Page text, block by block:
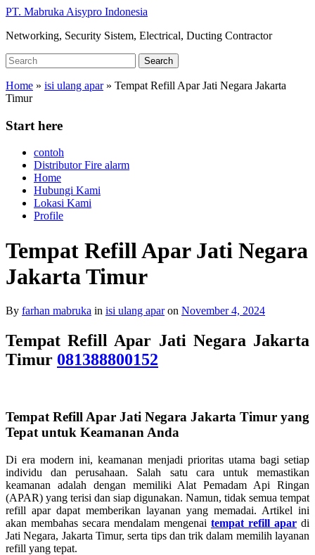
Skip
main
PT. Mabruka Aisypro Indonesia
Networking, Security Sistem, Electrical, Ducting Contractor
Search
for:
Search
Home » isi ulang apar» Tempat Refill Apar Jati Negara Jakarta
Timur
Start here
contoh
Distributor Fire alarm
Home
Hubungi Kami
Lokasi Kami
Profile
Tempat Refill Apar Jati Negara
Jakarta Timur
By farhan mabruka in isi ulang aparon November 4, 2024
Tempat Refill Apar Jati Negara Jakarta
Timur 081388800152
Tempat Refill Apar Jati Negara Jakarta Timur yang
Tepat untuk Keamanan Anda
Di era modern ini, keamanan menjadi prioritas utama bagi setiap
individu dan perusahaan. Salah satu cara untuk memastikan
keamanan adalah dengan memiliki Alat Pemadam Api Ringan
(APAR) yang terisi dan siap digunakan. Namun, tidak semua tempat
refill apar dapat memberikan layanan yang memadai. Artikel ini
akan membahas secara mendalam mengenai tempat refill apar di
Jati Negara, Jakarta Timur, serta tips dan trik dalam memilih layanan
refill yang tepat.